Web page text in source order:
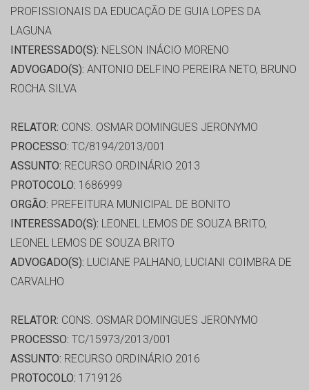
PROFISSIONAIS DA EDUCAÇÃO DE GUIA LOPES DA
LAGUNA
INTERESSADO(S): NELSON INÁCIO MORENO
ADVOGADO(S): ANTONIO DELFINO PEREIRA NETO, BRUNO
ROCHA SILVA
RELATOR: CONS. OSMAR DOMINGUES JERONYMO
PROCESSO: TC/8194/2013/001
ASSUNTO: RECURSO ORDINÁRIO 2013
PROTOCOLO: 1686999
ORGÃO: PREFEITURA MUNICIPAL DE BONITO
INTERESSADO(S): LEONEL LEMOS DE SOUZA BRITO,
LEONEL LEMOS DE SOUZA BRITO
ADVOGADO(S): LUCIANE PALHANO, LUCIANI COIMBRA DE
CARVALHO
RELATOR: CONS. OSMAR DOMINGUES JERONYMO
PROCESSO: TC/15973/2013/001
ASSUNTO: RECURSO ORDINÁRIO 2016
PROTOCOLO: 1719126